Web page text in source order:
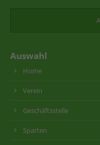
Auswahl
Home
Verein
Geschäftsstelle
Sparten